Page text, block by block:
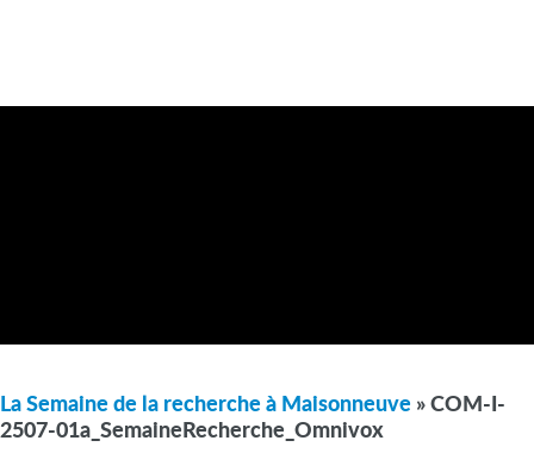
La Semaine de la recherche à Maisonneuve » COM-I-
2507-01a_SemaineRecherche_Omnivox